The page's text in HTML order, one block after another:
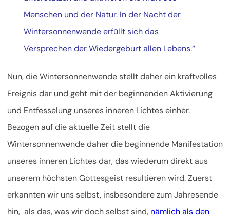
Menschen und der Natur. In der Nacht der
Wintersonnenwende erfüllt sich das
Versprechen der Wiedergeburt allen Lebens.“
Nun, die Wintersonnenwende stellt daher ein kraftvolles
Ereignis dar und geht mit der beginnenden Aktivierung
und Entfesselung unseres inneren Lichtes einher.
Bezogen auf die aktuelle Zeit stellt die
Wintersonnenwende daher die beginnende Manifestation
unseres inneren Lichtes dar, das wiederum direkt aus
unserem höchsten Gottesgeist resultieren wird. Zuerst
erkannten wir uns selbst, insbesondere zum Jahresende
hin, als das, was wir doch selbst sind, nämlich als den